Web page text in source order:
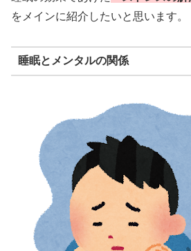
をメインに紹介したいと思います。
睡眠とメンタルの関係